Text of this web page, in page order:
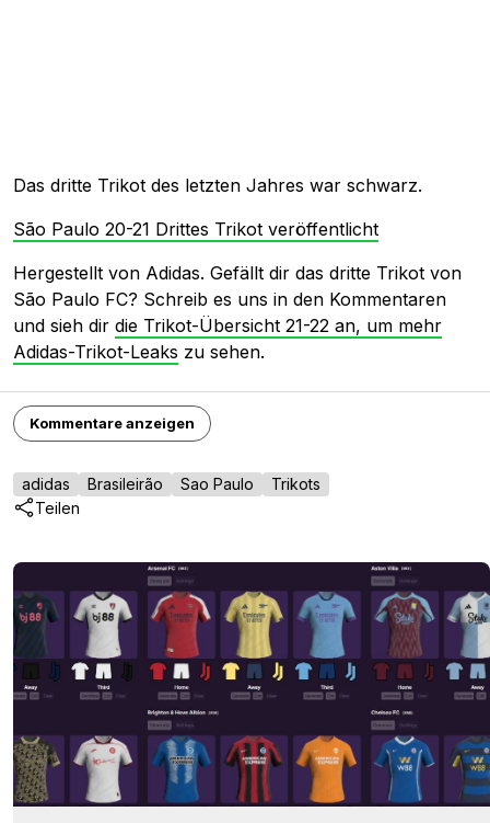
Das dritte Trikot des letzten Jahres war schwarz.
São Paulo 20-21 Drittes Trikot veröffentlicht
Hergestellt von Adidas. Gefällt dir das dritte Trikot von
São Paulo FC? Schreib es uns in den Kommentaren
und sieh dir die Trikot-Übersicht 21-22 an, um mehr
Adidas-Trikot-Leaks zu sehen.
Kommentare anzeigen
adidas Brasileirão Sao Paulo
Trikots
Teilen